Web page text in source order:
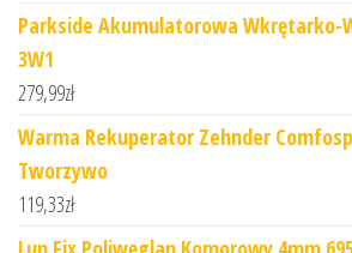
Parkside Akumulatorowa Wkrętarko-
3W1
279,99zł
Warma Rekuperator Zehnder
Tworzywo
119,33zł